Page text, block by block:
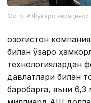
Фото: ҚР Фуқаро авиацияси
Қозоғистон
билан ўзаро
технологиялардан
давлатлари билан
баробарга, яъни